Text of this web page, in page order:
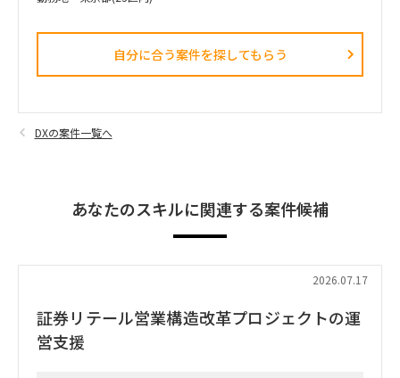
自分に合う案件を探してもらう​
DXの案件一覧へ
あなたのスキルに関連する案件候補
2026.07.17
証券リテール営業構造改革プロジェクトの運
営支援